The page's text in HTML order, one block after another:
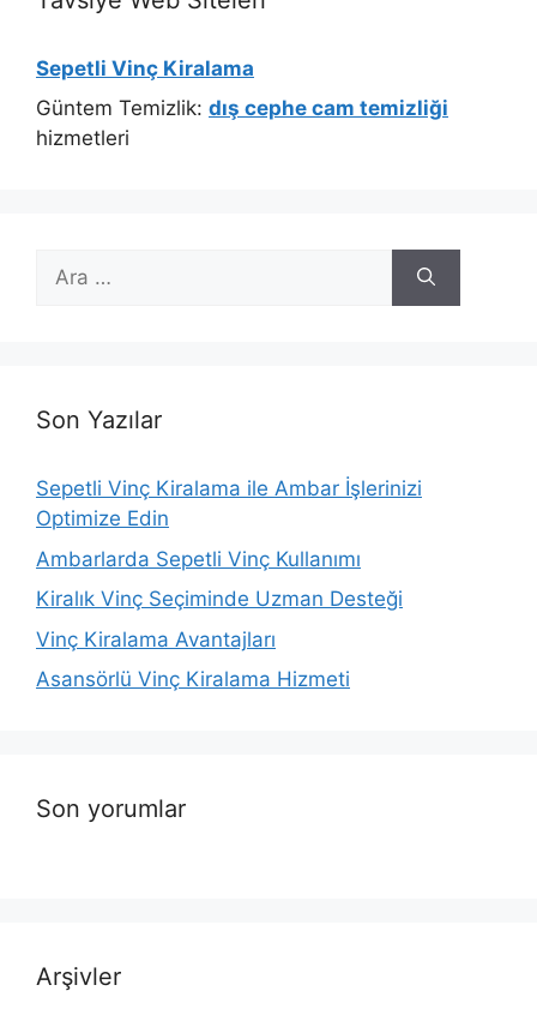
Sepetli Vinç Kiralama
Güntem Temizlik: dış cephe cam temizliği
hizmetleri
için
Son Yazılar
Sepetli Vinç Kiralama ile Ambar İşlerinizi
Optimize Edin
Ambarlarda Sepetli Vinç Kullanımı
Kiralık Vinç Seçiminde Uzman Desteği
Vinç Kiralama Avantajları
Asansörlü Vinç Kiralama Hizmeti
Son yorumlar
Arşivler